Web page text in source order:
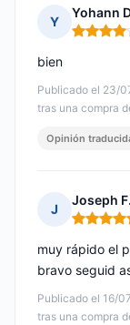
Y
Yohann
Nota: 4
Publicado el 23/
tras una compra
bien
Opinión
J
Joseph F.
Nota: 5
Publicado el 16/
tras una compra
muy rápido el
bravo seguid